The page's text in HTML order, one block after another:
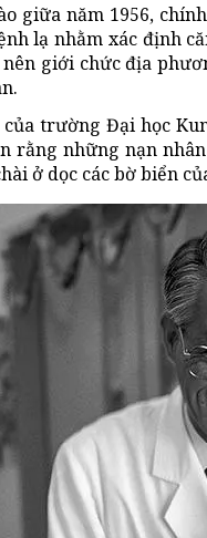
giữa năm 1956,
lạ nhằm xác định
giới chức địa
trường Đại học
rằng những nạn
ở dọc các bờ biển